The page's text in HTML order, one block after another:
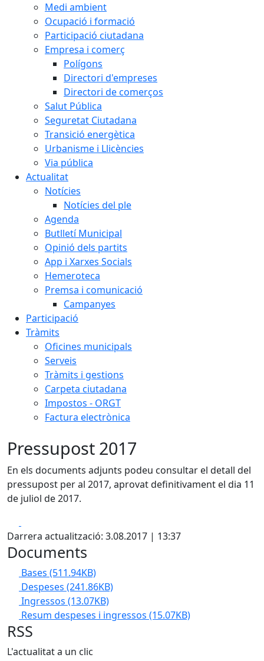
Medi ambient
Ocupació i formació
Participació ciutadana
Empresa i comerç
Polígons
Directori d'empreses
Directori de comerços
Salut Pública
Seguretat Ciutadana
Transició energètica
Urbanisme i Llicències
Via pública
Actualitat
Notícies
Notícies del ple
Agenda
Butlletí Municipal
Opinió dels partits
App i Xarxes Socials
Hemeroteca
Premsa i comunicació
Campanyes
Participació
Tràmits
Oficines municipals
Serveis
Tràmits i gestions
Carpeta ciutadana
Impostos - ORGT
Factura electrònica
Pressupost 2017
En els documents adjunts podeu consultar el detall del
pressupost per al 2017, aprovat definitivament el dia 11
de juliol de 2017.
Darrera actualització: 3.08.2017 | 13:37
Documents
Bases (511.94KB)
Despeses (241.86KB)
Ingressos (13.07KB)
Resum despeses i ingressos (15.07KB)
RSS
L'actualitat a un clic